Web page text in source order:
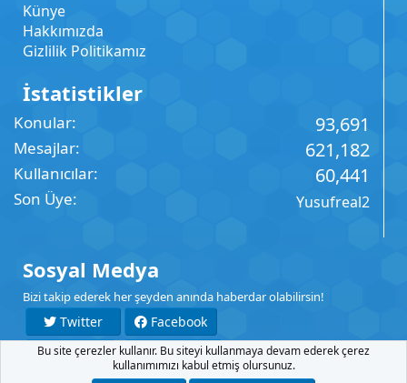
Künye
Hakkımızda
Gizlilik Politikamız
İstatistikler
Konular 93,691
Mesajlar 621,182
Kullanıcılar 60,441
Son Üye Yusufreal2
Sosyal Medya
Bizi takip ederek her şeyden anında haberdar olabilirsin!
Twitter
Facebook
YouTube
Instagram
Bu site çerezler kullanır. Bu siteyi kullanmaya devam ederek çerez
kullanımımızı kabul etmiş olursunuz.